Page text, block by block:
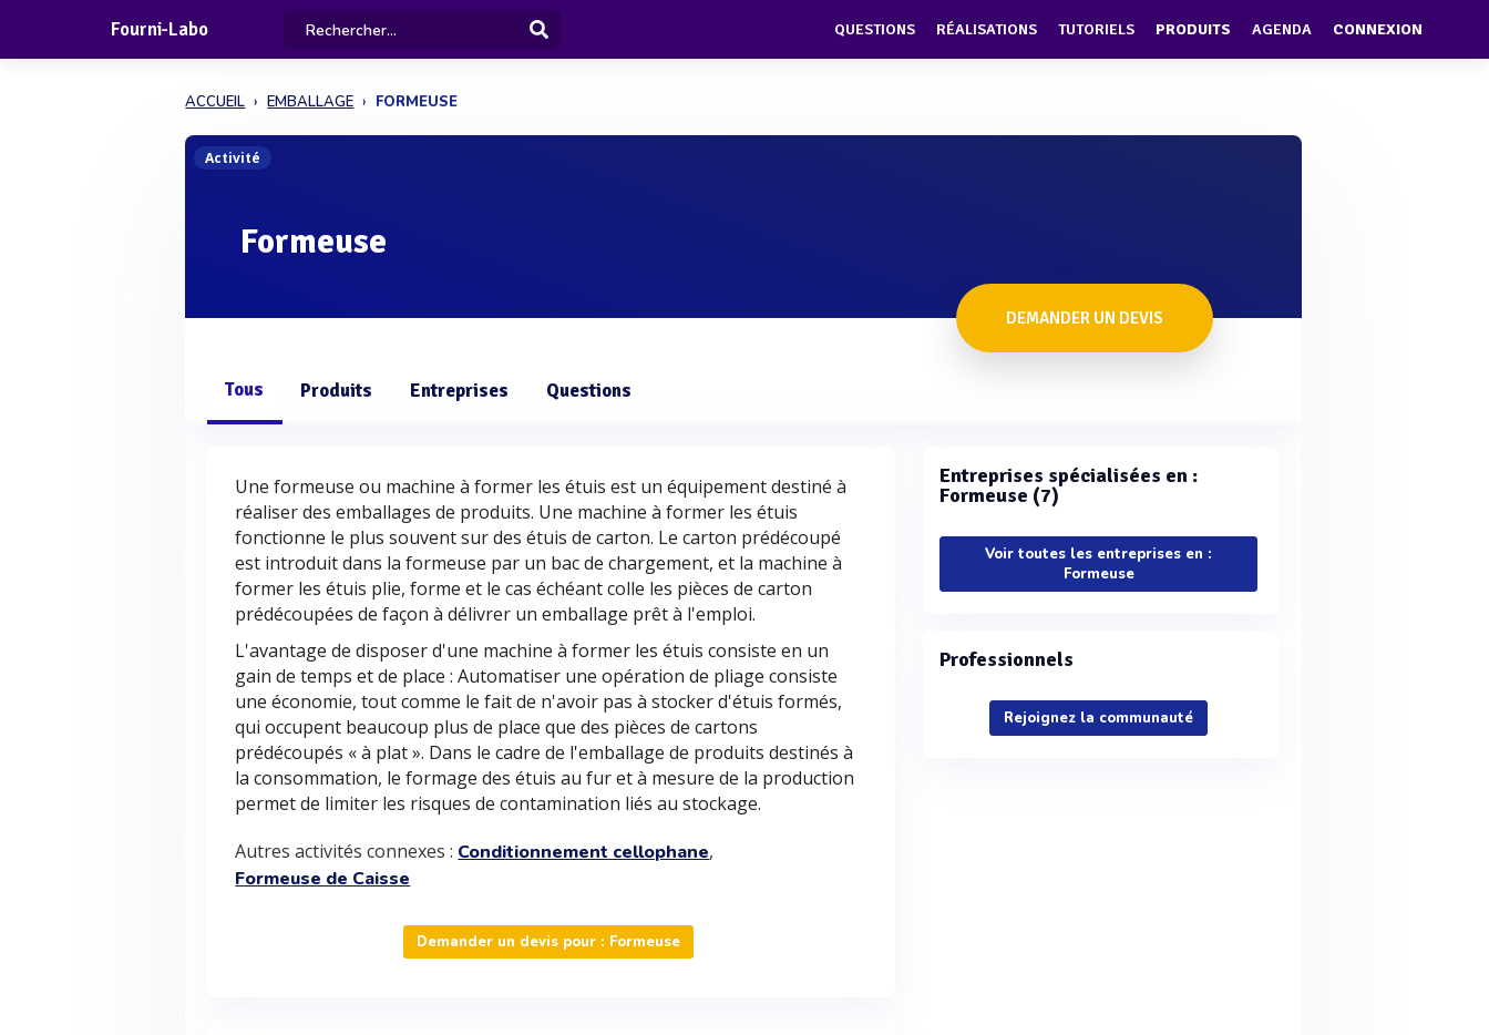
Fourni-Labo QUESTIONS RÉALISATIONS TUTORIELS PRODUITS AGENDA CONNEXION
ACCUEIL EMBALLAGE FORMEUSE
Activité
Formeuse
DEMANDER UN DEVIS
Tous Produits Entreprises Questions
Une formeuse ou machine à former les étuis est un équipement destiné à
réaliser des emballages de produits. Une machine à former les étuis
fonctionne le plus souvent sur des étuis de carton. Le carton prédécoupé
est introduit dans la formeuse par un bac de chargement, et la machine à
former les étuis plie, forme et le cas échéant colle les pièces de carton
prédécoupées de façon à délivrer un emballage prêt à l'emploi.
L'avantage de disposer d'une machine à former les étuis consiste en un
gain de temps et de place : Automatiser une opération de pliage consiste
une économie, tout comme le fait de n'avoir pas à stocker d'étuis formés,
qui occupent beaucoup plus de place que des pièces de cartons
prédécoupés « à plat ». Dans le cadre de l'emballage de produits destinés à
la consommation, le formage des étuis au fur et à mesure de la production
permet de limiter les risques de contamination liés au stockage.
Autres activités connexes : Conditionnement cellophane,
Formeuse de Caisse
Demander un devis pour : Formeuse
Entreprises spécialisées en :
Formeuse (7)
Voir toutes les entreprises en :
Formeuse
Professionnels
Rejoignez la communauté